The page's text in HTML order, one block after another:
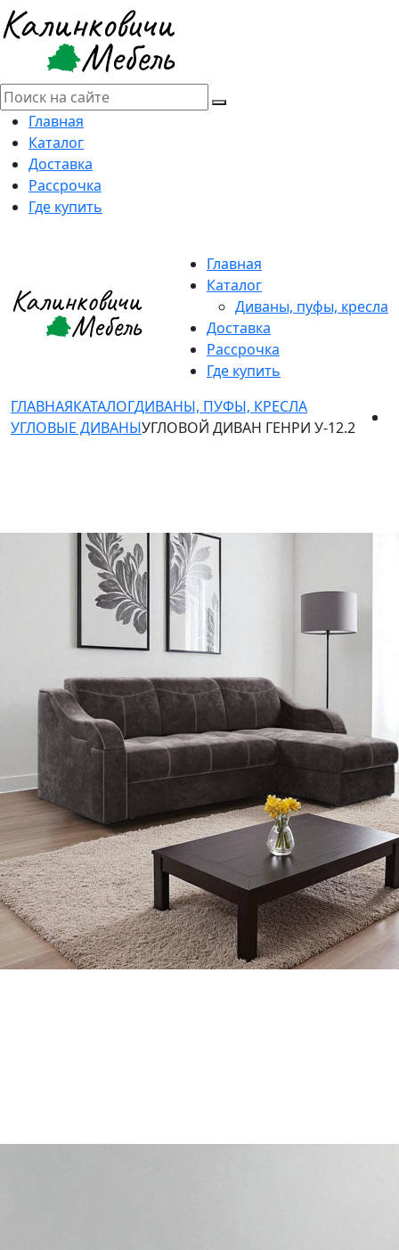
Главная
Каталог
Доставка
Рассрочка
Где купить
Главная
Каталог
Диваны, пуфы, кресла
Доставка
Рассрочка
Где купить
ГЛАВНАЯКАТАЛОГДИВАНЫ, ПУФЫ, КРЕСЛА
УГЛОВЫЕ ДИВАНЫУГЛОВОЙ ДИВАН ГЕНРИ У-12.2